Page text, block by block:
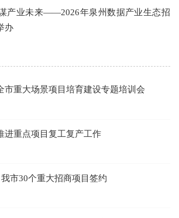
产业未来——2026年泉州数据产业生态招
办
市重大场景项目培育建设专题培训会
进重点项目复工复产工作
市30个重大招商项目签约